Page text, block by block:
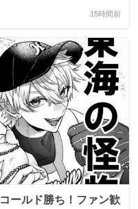
15時間前
ールド勝ち！ファン歓